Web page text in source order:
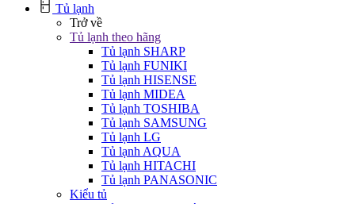
Tủ lạnh
Trở về
Tủ lạnh theo hãng
Tủ lạnh SHARP
Tủ lạnh FUNIKI
Tủ lạnh HISENSE
Tủ lạnh MIDEA
Tủ lạnh TOSHIBA
Tủ lạnh SAMSUNG
Tủ lạnh LG
Tủ lạnh AQUA
Tủ lạnh HITACHI
Tủ lạnh PANASONIC
Kiểu tủ